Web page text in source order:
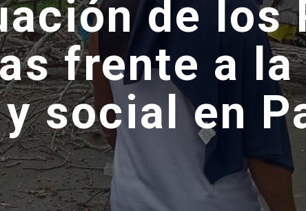
de los
frente a
social en